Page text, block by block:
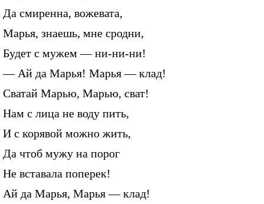
Да смиренна, вожевата,
Марья, знаешь, мне сродни,
Будет с мужем — ни-ни-ни!
— Ай да Марья! Марья — клад!
Сватай Марью, Марью, сват!
Нам с лица не воду пить,
И с корявой можно жить,
Да чтоб мужу на порог
Не вставала поперек!
Ай да Марья, Марья — клад!